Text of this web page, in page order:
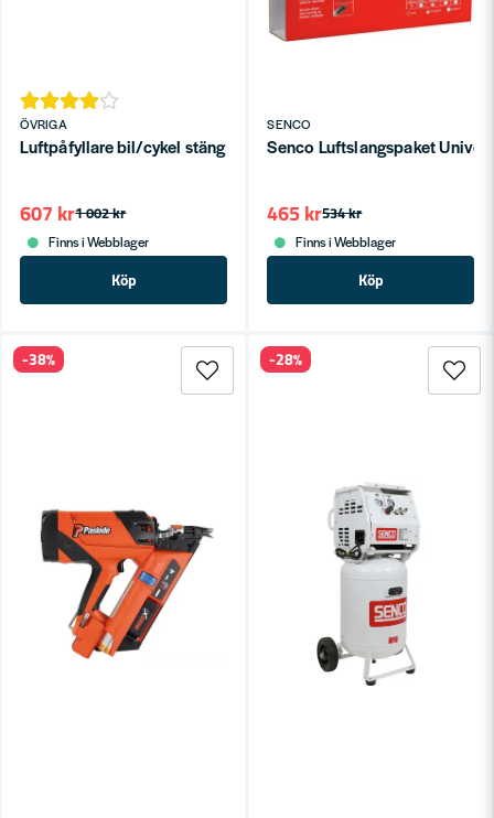
ÖVRIGA
Luftpåfyllare bil/cykel stäng
1 002 kr
607 kr
Finns i Webblager
Köp
SENCO
Senco Luftslangspaket
534 kr
465 kr
Finns i Webblager
Köp
-38% -28%